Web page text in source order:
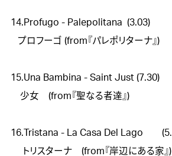
14.Profugo - Palepolitana  (3.03)
15.Una Bambina - Saint Just (7.30)
16.Tristana - La Casa Del Lago	(5.56)
トリスターナ　(from『岸辺にある家』)